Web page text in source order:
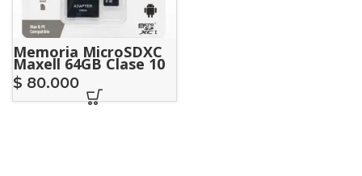
Memoria MicroSDXC
Maxell 64GB Clase 10
High Speed Con
Adaptador SD
$ 80.000